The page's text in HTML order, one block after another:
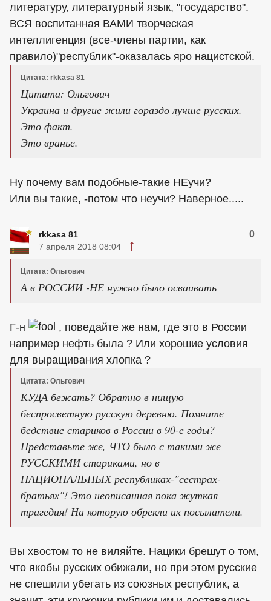
литературу, литературный язык, "государство".
ВСЯ воспитанная ВАМИ творческая
интеллигенция (все-члены партии, как
правило)"республик"-оказалась яро нацистской.
Цитата: rkkasa 81
Цитата: Ольгович
Украина и другие жили гораздо лучше русских.
Это факт.
Это вранье.
Ну почему вам подобные-такие НЕучи?
Или вы такие, -потом что неучи? Наверное.....
rkkasa 81 0
7 апреля 2018 08:04
Цитата: Ольгович
А в РОССИИ -НЕ нужно было осваивать
Г-н
, поведайте же нам, где это в России
например нефть была ? Или хорошие условия
для выращивания хлопка ?
Цитата: Ольгович
КУДА бежать? Обратно в нищую
беспросветную русскую деревню. Помните
бедствие стариков в России в 90-е годы?
Представьте же, ЧТО было с такими же
РУССКИМИ стариками, но в
НАЦИОНАЛЬНЫХ республиках-"сестрах-
братьях"! Это неописанная пока жуткая
трагедия! На которую обрекли их посылатели.
Вы хвостом то не виляйте. Нацики брешут о том,
что якобы русских обижали, но при этом русские
не спешили убегать из союзных республик, а